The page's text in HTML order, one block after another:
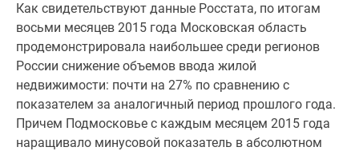
новостроек
Видеообзор
новостроек
Экспертиза
новостроек
Экология
Москвы
Как свидетельствуют данные Росстата, по итогам
восьми месяцев 2015 года Московская область
продемонстрировала наибольшее среди регионов
России снижение объемов ввода жилой
недвижимости: почти на 27% по сравнению с
показателем за аналогичный период прошлого года.
Причем Подмосковье с каждым месяцем 2015 года
наращивало минусовой показатель в абсолютном